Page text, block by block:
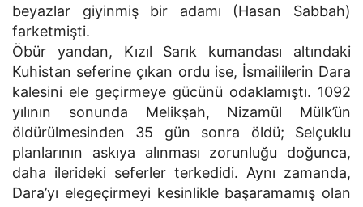
beyazlar giyinmiş bir adamı (Hasan Sabbah)
farketmişti.
Öbür yandan, Kızıl Sarık kumandası altındaki
Kuhistan seferine çıkan ordu ise, İsmaililerin Dara
kalesini ele geçirmeye gücünü odaklamıştı. 1092
yılının sonunda Melikşah, Nizamül Mülk’ün
öldürülmesinden 35 gün sonra öldü; Selçuklu
planlarının askıya alınması zorunluğu doğunca,
daha ilerideki seferler terkedidi. Aynı zamanda,
Dara’yı elegeçirmeyi kesinlikle başaramamış olan